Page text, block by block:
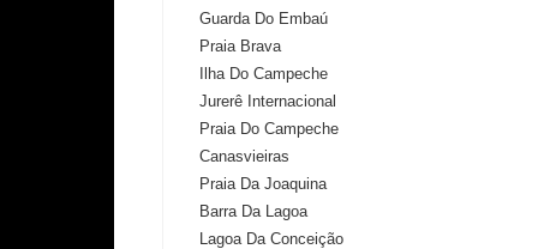
Guarda Do Embaú
Praia Brava
Ilha Do Campeche
Jurerê Internacional
Praia Do Campeche
Canasvieiras
Praia Da Joaquina
Barra Da Lagoa
Lagoa Da Conceição